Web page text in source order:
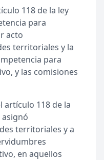
118 de la ley
para
acto
territoriales y la
para
y las comisiones
artículo 118 de la
asignó
territoriales y a
en aquellos